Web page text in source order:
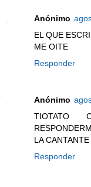
Anónimo
EL QUE
ME OITE
Responder
Anónimo
TIOTATO
LA CANTANTE
Responder